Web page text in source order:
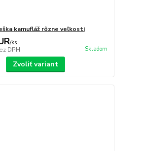
kamufláž rôzne veľkosti
/ks
DPH Skladom
Zvoliť variant